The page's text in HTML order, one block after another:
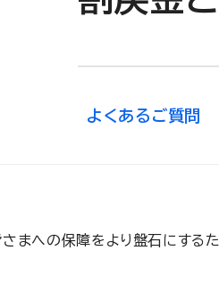
よくあるご質問
障をより